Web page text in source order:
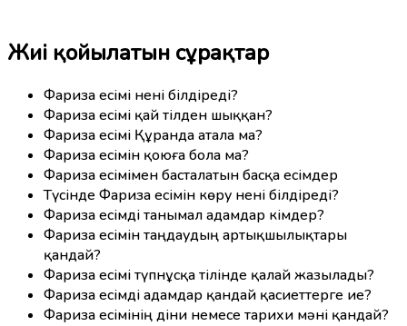
Жиі қойылатын сұрақтар
Фариза есімі нені білдіреді?
Фариза есімі қай тілден шыққан?
Фариза есімі Құранда атала ма?
Фариза есімін қоюға бола ма?
Фариза есімімен басталатын басқа есімдер
Түсінде Фариза есімін көру нені білдіреді?
Фариза есімді танымал адамдар кімдер?
Фариза есімін таңдаудың артықшылықтары
қандай?
Фариза есімі түпнұсқа тілінде қалай жазылады?
Фариза есімді адамдар қандай қасиеттерге ие?
Фариза есімінің діни немесе тарихи мәні қандай?